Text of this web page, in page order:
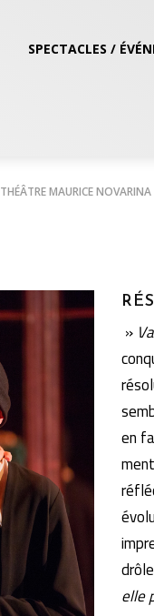
SPECTACLES /
THÉÂTRE MAURICE NOVARINA
»
en
elle